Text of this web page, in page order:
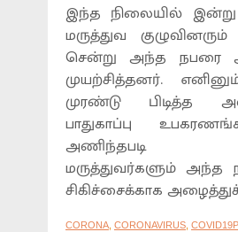
இந்த நிலையில் இன்று
மருத்துவ
சென்று அந்த நபரை
முயற்சித்தனர்.
முரண்டு பிடித்த
பாதுகாப்பு
அணிந்தபடி
மருத்துவர்களும் அந்த
சிகிச்சைக்காக
CORONA, CORONAVIRUS,